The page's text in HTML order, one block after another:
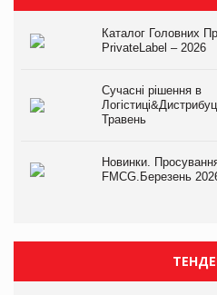
Каталог Головних
PrivateLabel – 2026
Сучасні рішення в
Травень
Новинки.
FMCG.Березень